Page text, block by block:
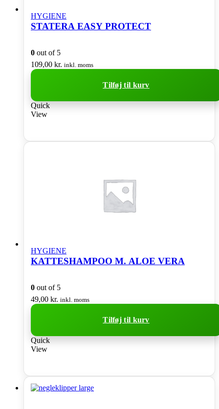
HYGIENE
STATERA EASY PROTECT
0 out of 5
109,00 kr. inkl. moms
Tilføj til kurv
Quick
View
HYGIENE
KATTESHAMPOO M. ALOE VERA
0 out of 5
49,00 kr. inkl. moms
Tilføj til kurv
Quick
View